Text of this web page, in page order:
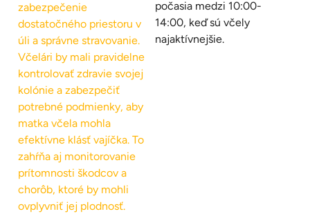
zabezpečenie
dostatočného priestoru v
úli a správne stravovanie.
Včelári by mali pravidelne
kontrolovať zdravie svojej
kolónie a zabezpečiť
potrebné podmienky, aby
matka včela mohla
efektívne klásť vajíčka. To
zahŕňa aj monitorovanie
prítomnosti škodcov a
chorôb, ktoré by mohli
ovplyvniť jej plodnosť.
počasia medzi 10:00-
14:00, keď sú včely
najaktívnejšie.